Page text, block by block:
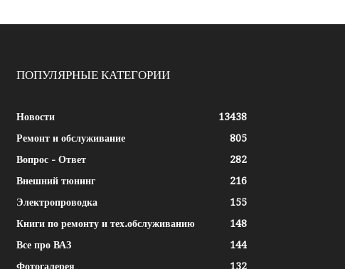
ПОПУЛЯРНЫЕ КАТЕГОРИИ
Новости
13438
Ремонт и обслуживание
805
Вопрос - Ответ
282
Внешний тюнинг
216
Электропроводка
155
Книги по ремонту и тех.обслуживанию
148
Все про ВАЗ
144
Фотогалерея
132